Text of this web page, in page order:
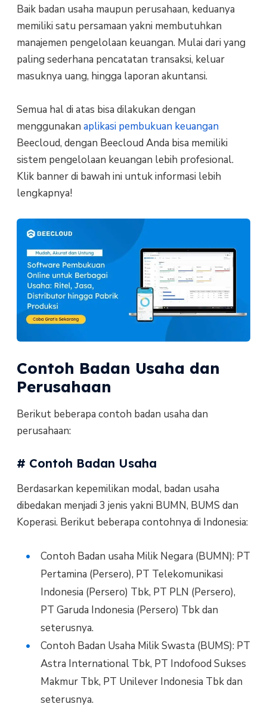
Baik badan usaha maupun perusahaan, keduanya
memiliki satu persamaan yakni membutuhkan
manajemen pengelolaan keuangan. Mulai dari yang
paling sederhana pencatatan transaksi, keluar
masuknya uang, hingga laporan akuntansi.
Semua hal di atas bisa dilakukan dengan
menggunakan aplikasi pembukuan keuangan
Beecloud, dengan Beecloud Anda bisa memiliki
sistem pengelolaan keuangan lebih profesional.
Klik banner di bawah ini untuk informasi lebih
lengkapnya!
Contoh Badan Usaha dan
Perusahaan
Berikut beberapa contoh badan usaha dan
perusahaan:
# Contoh Badan Usaha
Berdasarkan kepemilikan modal, badan usaha
dibedakan menjadi 3 jenis yakni BUMN, BUMS dan
Koperasi. Berikut beberapa contohnya di Indonesia:
Contoh Badan usaha Milik Negara (BUMN): PT
Pertamina (Persero), PT Telekomunikasi
Indonesia (Persero) Tbk, PT PLN (Persero),
PT Garuda Indonesia (Persero) Tbk dan
seterusnya.
Contoh Badan Usaha Milik Swasta (BUMS): PT
Astra International Tbk, PT Indofood Sukses
Makmur Tbk, PT Unilever Indonesia Tbk dan
seterusnya.